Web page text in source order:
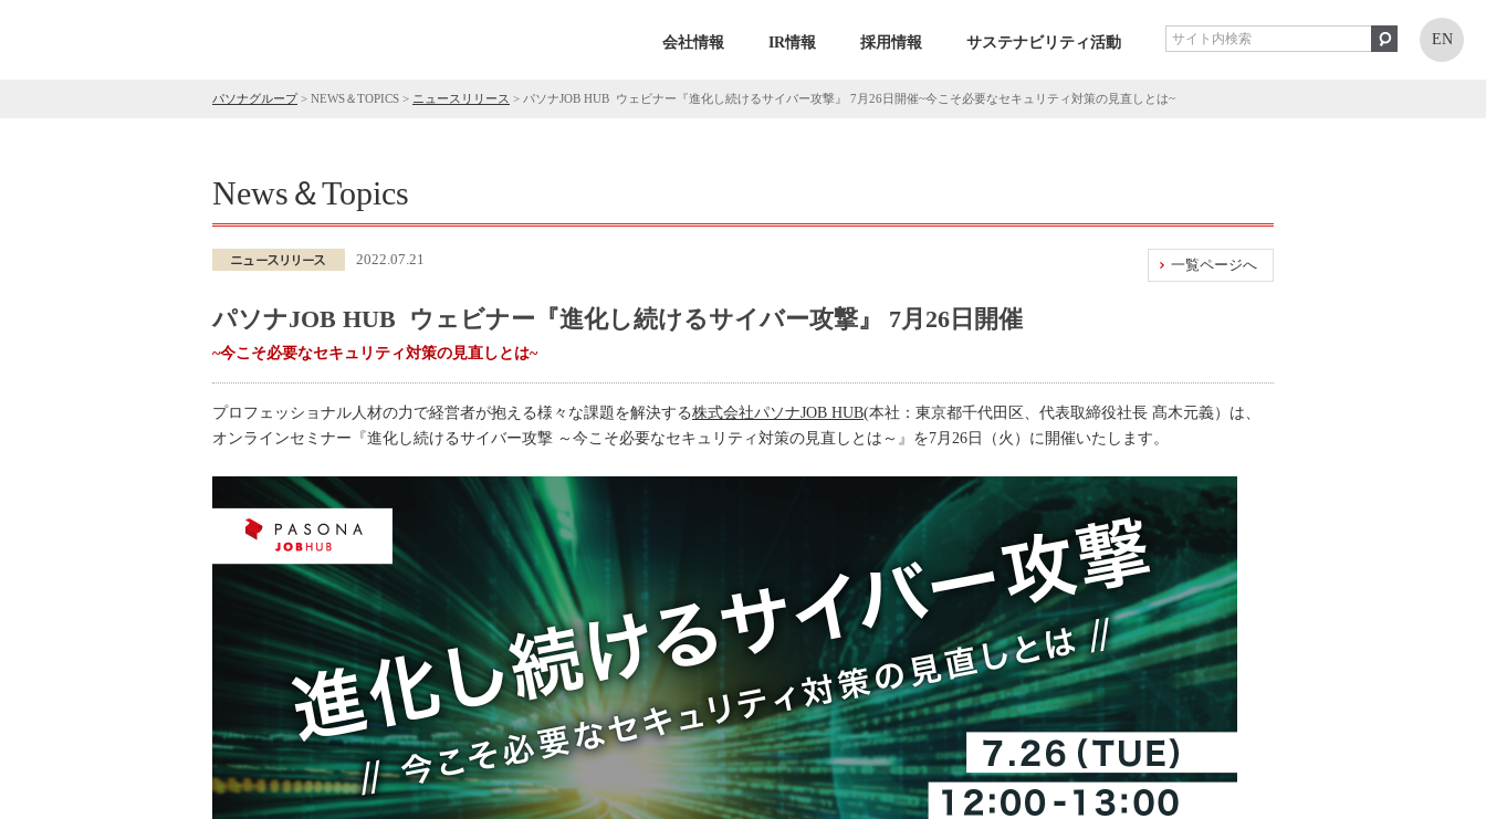
会社情報 IR情報 採用情報 サステナビリティ活動 EN
パソナグループ> NEWS＆TOPICS > ニュースリリース > パソナJOB HUB ウェビナー『進化し続けるサイバー攻撃』 7月26日開催~今こそ必要なセキュリティ対策の見直しとは~
News＆Topics
一覧ページへ
2022.07.21
パソナJOB HUB ウェビナー『進化し続けるサイバー攻撃』 7月26日開催
~今こそ必要なセキュリティ対策の見直しとは~
プロフェッショナル人材の力で経営者が抱える様々な課題を解決する株式会社パソナJOB HUB(本社：東京都千代田区、代表取締役社長 髙木元義）は、
オンラインセミナー『進化し続けるサイバー攻撃 ～今こそ必要なセキュリティ対策の見直しとは～』を7月26日（火）に開催いたします。